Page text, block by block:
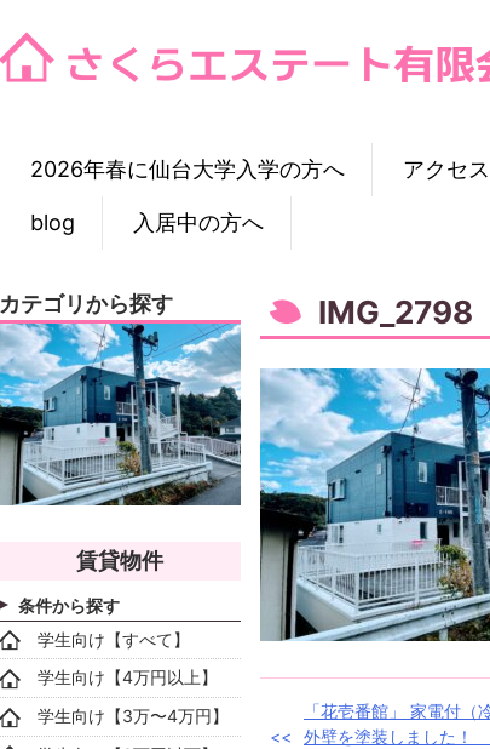
2026年春に仙台大学入学の方へ アクセス
blog 入居中の方へ
IMG_2798
「花壱番館」 家電付（
外壁を塗装しました
カテゴリから探す
賃貸物件
条件から探す
学生向け【すべて】
学生向け【4万円以上】
学生向け【3万〜4万円】